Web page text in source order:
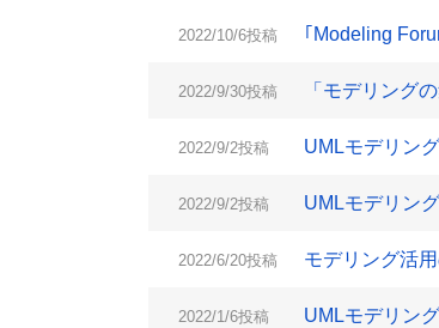
2022/10/6投稿 ｢Modeling
2022/9/30投稿 「モデリング
2022/9/2投稿 UMLモデリン
2022/9/2投稿 UMLモデリン
2022/6/20投稿 モデリング活
2022/1/6投稿 UMLモデリン